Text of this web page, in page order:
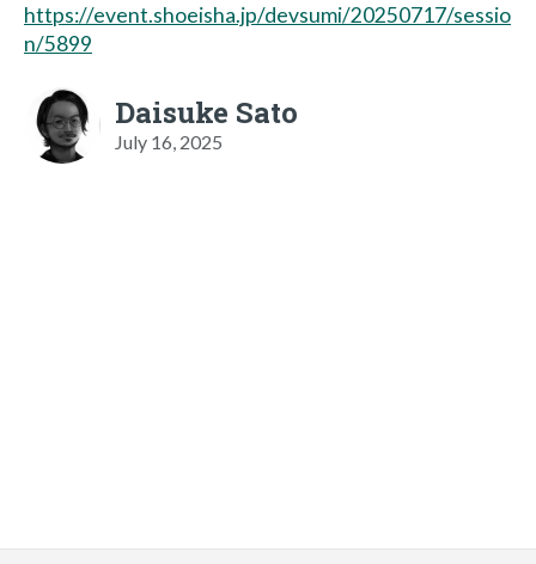
https://event.shoeisha.jp/devsumi/20250717/sessio
n/5899
Daisuke Sato
July 16, 2025